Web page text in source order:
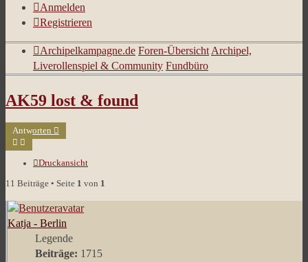
Anmelden
Registrieren
Archipelkampagne.de Foren-Übersicht Archipel,
Liverollenspiel & Community Fundbüro
AK59 lost & found
Antworten
Druckansicht
11 Beiträge • Seite 1 von 1
Katja - Berlin
Legende
Beiträge: 1715